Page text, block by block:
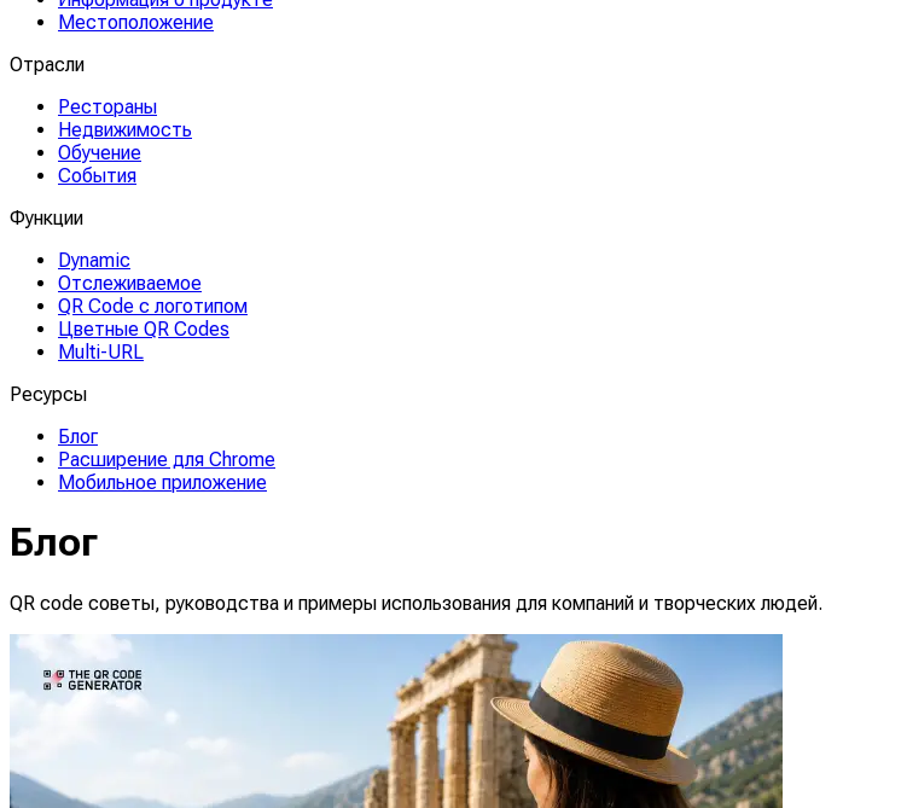
Местоположение
Отрасли
Рестораны
Недвижимость
Обучение
События
Функции
Dynamic
Отслеживаемое
QR Code с логотипом
Цветные QR Codes
Multi-URL
Ресурсы
Блог
Расширение для Chrome
Мобильное приложение
Блог
QR code советы, руководства и примеры использования для компаний и творческих людей.